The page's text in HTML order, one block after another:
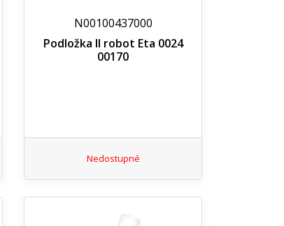
N00100437000
Podložka II robot Eta 0024
00170
Nedostupné